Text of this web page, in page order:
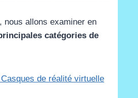
nous allons examiner en
catégories de
de réalité virtuelle